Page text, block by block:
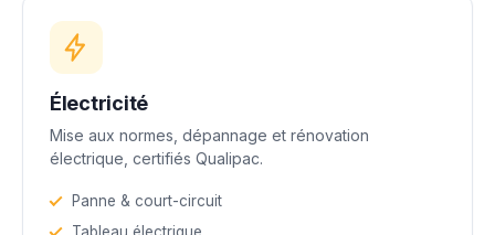
Électricité
Mise aux normes, dépannage et rénovation
électrique, certifiés Qualipac.
Panne & court-circuit